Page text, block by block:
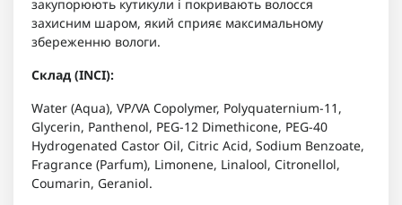
закупорюють кутикули і покривають волосся
захисним шаром, який сприяє максимальному
збереженню вологи.
Склад (INCI):
Water (Aqua), VP/VA Copolymer, Polyquaternium-11,
Glycerin, Panthenol, PEG-12 Dimethicone, PEG-40
Hydrogenated Castor Oil, Citric Acid, Sodium Benzoate,
Fragrance (Parfum), Limonene, Linalool, Citronellol,
Coumarin, Geraniol.